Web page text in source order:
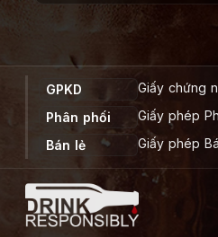
GPKD Giấy chứng
Phân phối
Giấy phép
Bán lẻ
Giấy phép